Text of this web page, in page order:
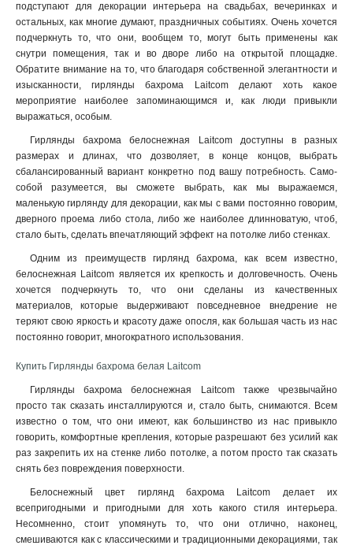
подступают для декорации интерьера на свадьбах, вечеринках и
остальных, как многие думают, праздничных событиях. Очень хочется
подчеркнуть то, что они, вообщем то, могут быть применены как
снутри помещения, так и во дворе либо на открытой площадке.
Обратите внимание на то, что благодаря собственной элегантности и
изысканности, гирлянды бахрома Laitcom делают хоть какое
мероприятие наиболее запоминающимся и, как люди привыкли
выражаться, особым.
Гирлянды бахрома белоснежная Laitcom доступны в разных
размерах и длинах, что дозволяет, в конце концов, выбрать
сбалансированный вариант конкретно под вашу потребность. Само-
собой разумеется, вы сможете выбрать, как мы выражаемся,
маленькую гирлянду для декорации, как мы с вами постоянно говорим,
дверного проема либо стола, либо же наиболее длинноватую, чтоб,
стало быть, сделать впечатляющий эффект на потолке либо стенках.
Одним из преимуществ гирлянд бахрома, как всем известно,
белоснежная Laitcom является их крепкость и долговечность. Очень
хочется подчеркнуть то, что они сделаны из качественных
материалов, которые выдерживают повседневное внедрение не
теряют свою яркость и красоту даже опосля, как большая часть из нас
постоянно говорит, многократного использования.
Купить Гирлянды бахрома белая Laitcom
Гирлянды бахрома белоснежная Laitcom также чрезвычайно
просто так сказать инсталлируются и, стало быть, снимаются. Всем
известно о том, что они имеют, как большинство из нас привыкло
говорить, комфортные крепления, которые разрешают без усилий как
раз закрепить их на стенке либо потолке, а потом просто так сказать
снять без повреждения поверхности.
Белоснежный цвет гирлянд бахрома Laitcom делает их
всепригодными и пригодными для хоть какого стиля интерьера.
Несомненно, стоит упомянуть то, что они отлично, наконец,
смешиваются как с классическими и традиционными декорациями, так